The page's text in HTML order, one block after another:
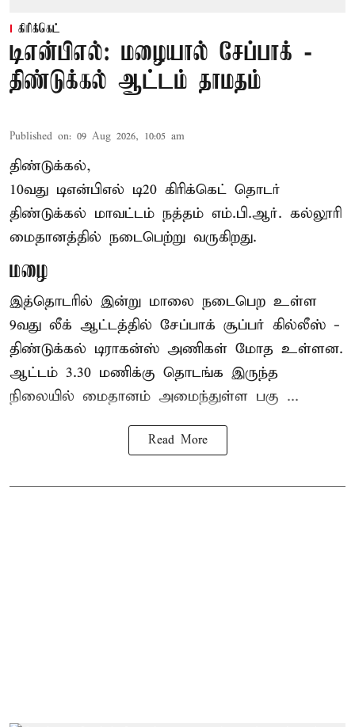
கிரிக்கெட்
டிஎன்பிஎல்: மழையால் சேப்பாக் -
திண்டுக்கல் ஆட்டம் தாமதம்
Published on: 09 Aug 2026, 10:05 am
திண்டுக்கல்,
10வது டிஎன்பிஎல் டி20 கிரிக்கெட் தொடர்
திண்டுக்கல் மாவட்டம் நத்தம் எம்.பி.ஆர். கல்லூரி
மைதானத்தில் நடைபெற்று வருகிறது.
மழை
இத்தொடரில் இன்று மாலை நடைபெற உள்ள
9வது லீக் ஆட்டத்தில் சேப்பாக் சூப்பர் கில்லீஸ் -
திண்டுக்கல் டிராகன்ஸ் அணிகள் மோத உள்ளன.
ஆட்டம் 3.30 மணிக்கு தொடங்க இருந்த
நிலையில் மைதானம் அமைந்துள்ள பகு ...
Read More